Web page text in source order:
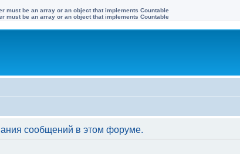
must be an array or an object that implements Countable
must be an array or an object that implements Countable
сообщений в этом форуме.